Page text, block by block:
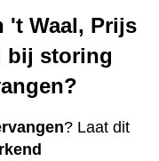
't Waal, Prijs
bij storing
? Laat dit